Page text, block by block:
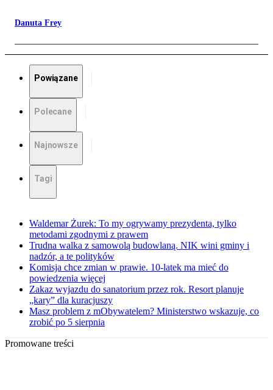
Danuta Frey
Powiązane
Polecane
Najnowsze
Tagi
Waldemar Żurek: To my ogrywamy prezydenta, tylko
metodami zgodnymi z prawem
Trudna walka z samowolą budowlaną. NIK wini gminy i
nadzór, a te polityków
Komisja chce zmian w prawie. 10-latek ma mieć do
powiedzenia więcej
Zakaz wyjazdu do sanatorium przez rok. Resort planuje
„kary” dla kuracjuszy
Masz problem z mObywatelem? Ministerstwo wskazuje, co
zrobić po 5 sierpnia
Promowane treści